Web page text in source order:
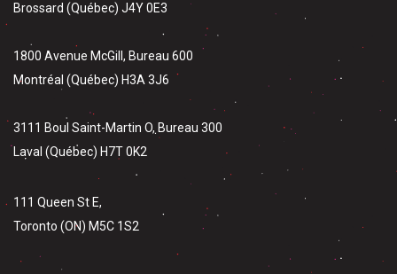
Brossard (Québec) J4Y 0E3
1800 Avenue McGill, Bureau 600
Montréal (Québec) H3A 3J6
3111 Boul Saint-Martin O, Bureau 300
Laval (Québec) H7T 0K2
111 Queen St E,
Toronto (ON) M5C 1S2